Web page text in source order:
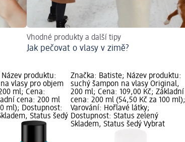
Vhodné produkty a další tipy
Jak pečovat o vlasy v zimě?
produktu:
vlasy pro objem
ml; Cena:
cena: 200 ml
ml); Dostupnost:
Status šedý
Značka: Batiste; Název produktu:
suchý šampon na vlasy Original,
200 ml; Cena: 109,00 Kč; Základní
cena: 200 ml (54,50 Kč za 100 ml);
Varování: Hořlavé látky;
Dostupnost: Status zelený
Skladem, Status šedý Vybrat